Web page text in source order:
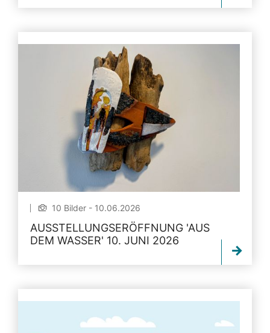
10 Bilder - 10.06.2026
AUSSTELLUNGSERÖFFNUNG 'AUS
DEM WASSER' 10. JUNI 2026